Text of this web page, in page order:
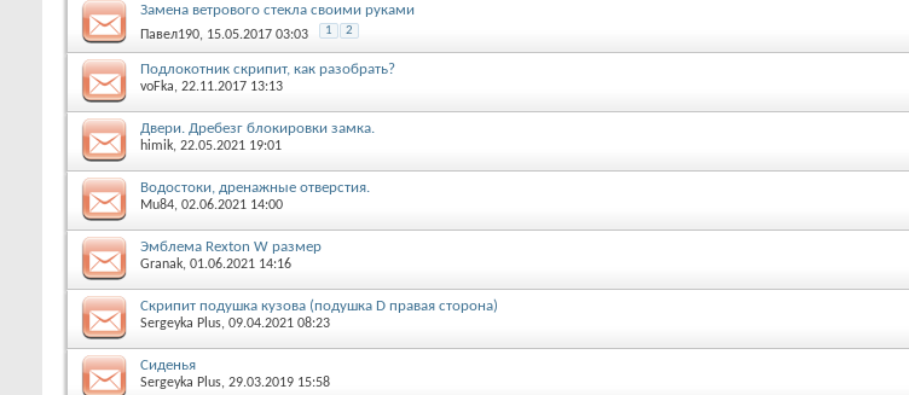
Замена ветрового стекла своими руками
Павел190, 15.05.2017 03:03 1 2
Подлокотник скрипит, как разобрать?
voFka, 22.11.2017 13:13
Двери. Дребезг блокировки замка.
himik, 22.05.2021 19:01
Водостоки, дренажные отверстия.
Mu84, 02.06.2021 14:00
Эмблема Rexton W размер
Granak, 01.06.2021 14:16
Скрипит подушка кузова (подушка D правая сторона)
Sergeyka Plus, 09.04.2021 08:23
Сиденья
Sergeyka Plus, 29.03.2019 15:58